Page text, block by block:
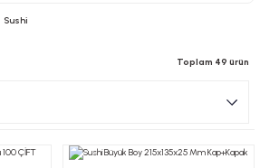
Sushi
Toplam 49 ürün